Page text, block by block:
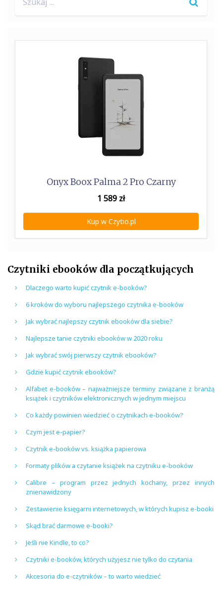
k
for:
Onyx Boox Palma 2 Pro Czarny
1 589 zł
Kup w Czytio.pl
Czytniki ebooków dla początkujących
Dlaczego warto kupić czytnik e-booków?
6 kroków do wyboru najlepszego czytnika e-booków
Jak wybrać najlepszy czytnik ebooków dla siebie?
Najlepsze tanie czytniki ebooków w 2020 roku
Jak wybrać swój pierwszy czytnik ebooków?
Gdzie kupić czytnik ebooków?
Alfabet e-booków – najważniejsze terminy związane z branżą
książek i czytników elektronicznych w jednym miejscu
Co każdy powinien wiedzieć o czytnikach e-booków?
Czym jest e-papier?
Czytnik e-booków vs. książka papierowa
Formaty plików a czytanie książek na czytniku e-booków
Calibre – program przez jednych kochany, przez innych
znienawidzony
Zestawienie księgarni internetowych, w których kupisz e-booki
Skąd brać darmowe e-booki?
Jeśli nie Kindle, to co?
Czytniki e-booków, których użyjesz nie tylko do czytania
Akcesoria do e-czytników – to warto wiedzieć